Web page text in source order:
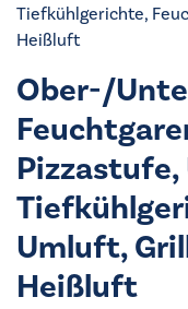
Tiefkühlgerichte,
Heißluft
Ober-/
Umluft,
Heißluft